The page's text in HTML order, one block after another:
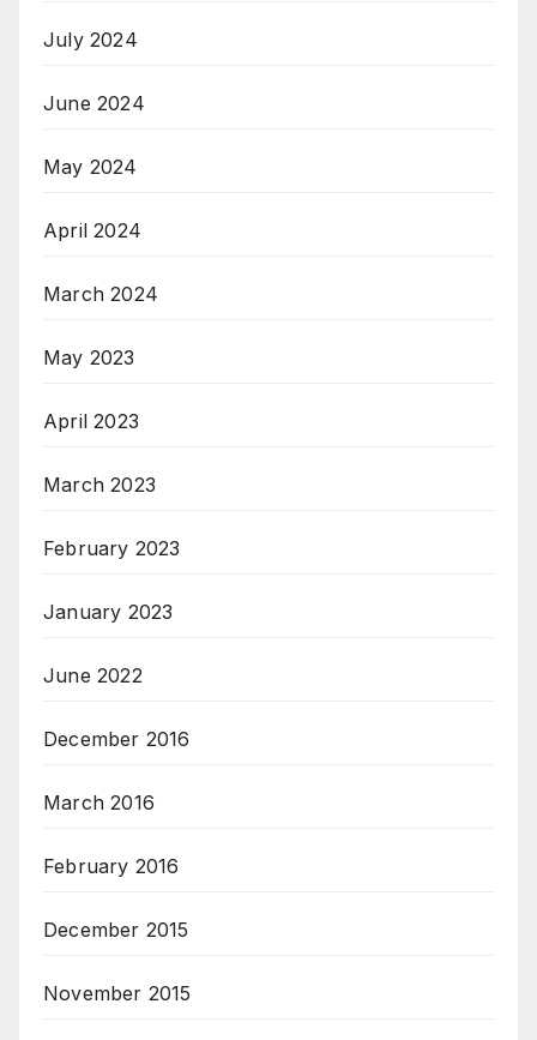
July 2024
June 2024
May 2024
April 2024
March 2024
May 2023
April 2023
March 2023
February 2023
January 2023
June 2022
December 2016
March 2016
February 2016
December 2015
November 2015